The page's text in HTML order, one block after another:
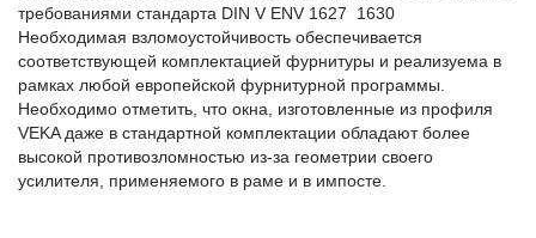
требованиями стандарта DIN V ENV 1627 1630
Необходимая взломоустойчивость обеспечивается
соответствующей комплектацией фурнитуры и реализуема в
рамках любой европейской фурнитурной программы.
Необходимо отметить, что окна, изготовленные из профиля
VEKA даже в стандартной комплектации обладают более
высокой противозломностью из-за геометрии своего
усилителя, применяемого в раме и в импосте.